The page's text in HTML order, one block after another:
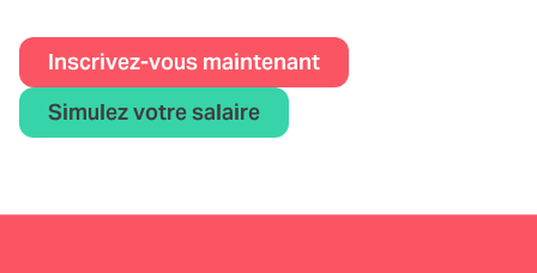
Inscrivez-vous maintenant
Simulez votre salaire